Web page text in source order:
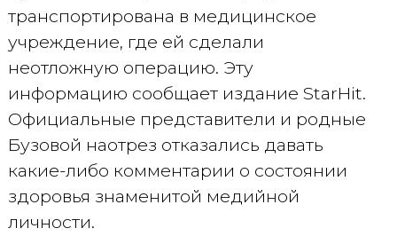
транспортирована в медицинское
учреждение, где ей сделали
неотложную операцию. Эту
информацию сообщает издание StarHit.
Официальные представители и родные
Бузовой наотрез отказались давать
какие-либо комментарии о состоянии
здоровья знаменитой медийной
личности.